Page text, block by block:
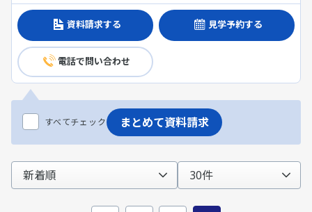
資料請求する 見学予約する
電話で問い合わせ
すべてチェック まとめて資料請求